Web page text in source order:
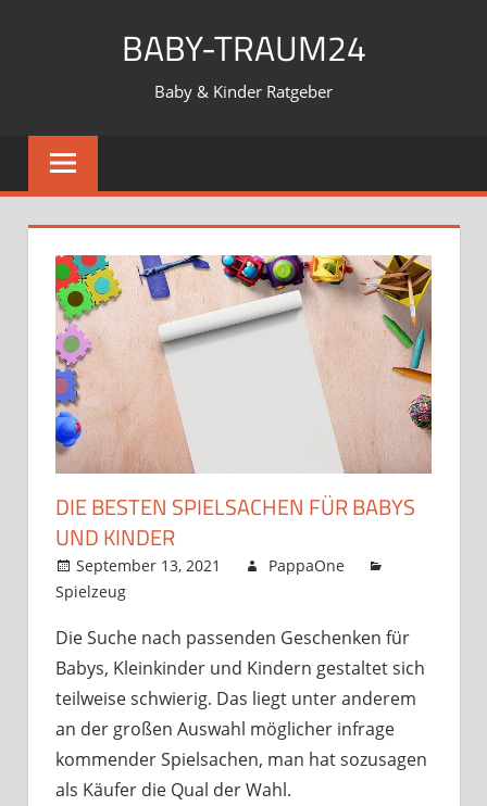
BABY-TRAUM24
Baby & Kinder Ratgeber
DIE BESTEN SPIELSACHEN FÜR BABYS
UND KINDER
September 13, 2021
PappaOne
Spielzeug
Die Suche nach passenden Geschenken für
Babys, Kleinkinder und Kindern gestaltet sich
teilweise schwierig. Das liegt unter anderem
an der großen Auswahl möglicher infrage
kommender Spielsachen, man hat sozusagen
als Käufer die Qual der Wahl.